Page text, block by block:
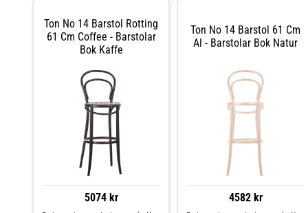
Shoppa Stolar och mer Stolar &
Pallar hos Royal Design.
Ton No 14 Barstol Rotting
61 Cm Coffee - Barstolar
Bok Kaffe
5074 kr
Ton No 14 Barstol 61 Cm
Al - Barstolar Bok Natur
4582 kr